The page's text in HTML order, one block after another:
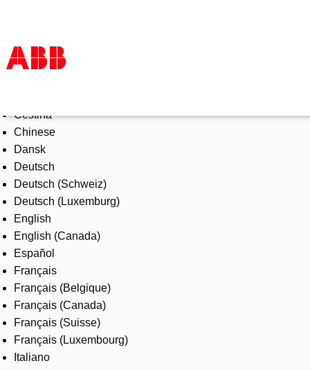
Products & Solutions
Industries
Services
About us
Where to buy
Contact us
Careers
Čeština
Chinese
Dansk
Deutsch
Deutsch (Schweiz)
Deutsch (Luxemburg)
English
English (Canada)
Español
Français
Français (Belgique)
Français (Canada)
Français (Suisse)
Français (Luxembourg)
Italiano